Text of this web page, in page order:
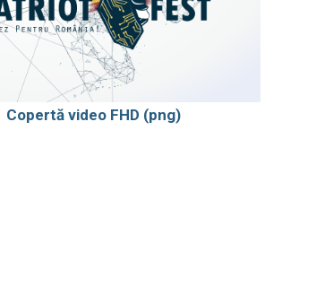
Copertă video FHD (png)